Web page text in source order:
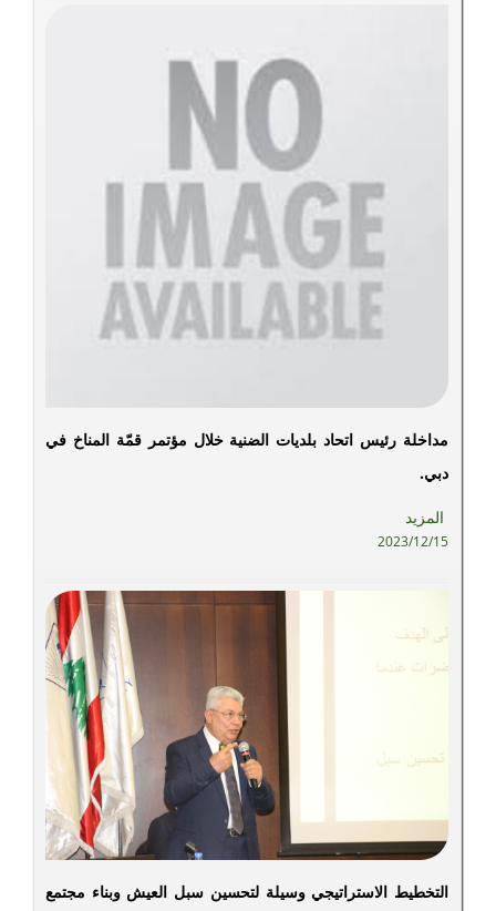
مداخلة رئيس اتحاد بلديات الضنية خلال مؤتمر قمّة المناخ في
دبي.
المزيد
2023/12/15
التخطيط الاستراتيجي وسيلة لتحسين سبل العيش وبناء مجتمع